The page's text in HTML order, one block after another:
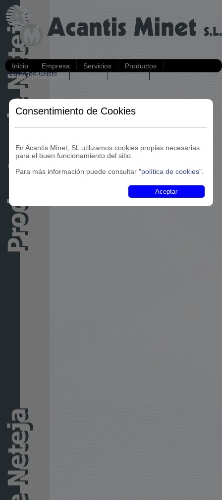
Consentimiento de Cookies
En Acantis Minet, SL utilizamos cookies propias necesarias
para el buen funcionamiento del sitio.
Para más información puede consultar"política de cookies"
Aceptar
Inicio Empresa Servicios
Productos
Fotos productos
Pàgina no Existe